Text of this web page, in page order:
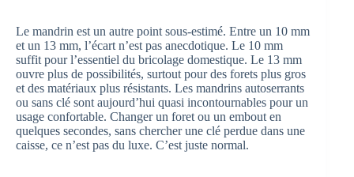
Le mandrin est un autre point sous-estimé. Entre un 10 mm
et un 13 mm, l’écart n’est pas anecdotique. Le 10 mm
suffit pour l’essentiel du bricolage domestique. Le 13 mm
ouvre plus de possibilités, surtout pour des forets plus gros
et des matériaux plus résistants. Les mandrins autoserrants
ou sans clé sont aujourd’hui quasi incontournables pour un
usage confortable. Changer un foret ou un embout en
quelques secondes, sans chercher une clé perdue dans une
caisse, ce n’est pas du luxe. C’est juste normal.